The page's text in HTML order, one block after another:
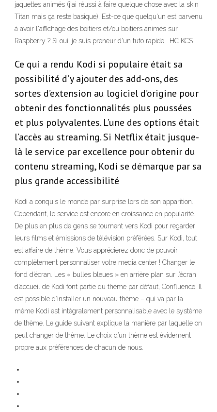
jaquettes animés (j'ai réussi à faire quelque chose avec la skin
Titan mais ça reste basique). Est-ce que quelqu'un est parvenu
à avoir l'affichage des boitiers et/ou boitiers animés sur
Raspberry ? Si oui, je suis preneur d'un tuto rapide . HC KCS
Ce qui a rendu Kodi si populaire était sa
possibilité d’y ajouter des add-ons, des
sortes d’extension au logiciel d’origine pour
obtenir des fonctionnalités plus poussées
et plus polyvalentes. L’une des options était
l’accès au streaming. Si Netflix était jusque-
là le service par excellence pour obtenir du
contenu streaming, Kodi se démarque par sa
plus grande accessibilité
Kodi a conquis le monde par surprise lors de son apparition.
Cependant, le service est encore en croissance en popularité.
De plus en plus de gens se tournent vers Kodi pour regarder
leurs films et émissions de télévision préférées. Sur Kodi, tout
est affaire de thème. Vous apprécierez donc de pouvoir
complètement personnaliser votre media center ! Changer le
fond d’écran. Les « bulles bleues » en arrière plan sur l’écran
d’accueil de Kodi font partie du thème par défaut, Confluence. Il
est possible d’installer un nouveau thème – qui va par la
même Kodi est intégralement personnalisable avec le système
de thème. Le guide suivant explique la manière par laquelle on
peut changer de thème. Le choix d’un thème est évidement
propre aux préférences de chacun de nous.